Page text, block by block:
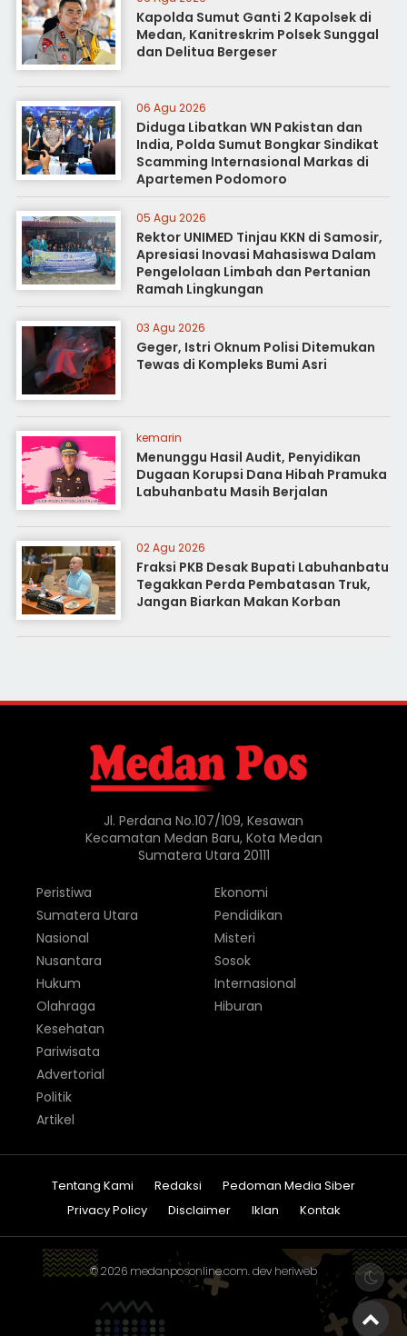
Kapolda Sumut Ganti 2 Kapolsek di
Medan, Kanitreskrim Polsek Sunggal
dan Delitua Bergeser
06 Agu 2026
Diduga Libatkan WN Pakistan dan
India, Polda Sumut Bongkar Sindikat
Scamming Internasional Markas di
Apartemen Podomoro
05 Agu 2026
Rektor UNIMED Tinjau KKN di Samosir,
Apresiasi Inovasi Mahasiswa Dalam
Pengelolaan Limbah dan Pertanian
Ramah Lingkungan
03 Agu 2026
Geger, Istri Oknum Polisi Ditemukan
Tewas di Kompleks Bumi Asri
kemarin
Menunggu Hasil Audit, Penyidikan
Dugaan Korupsi Dana Hibah Pramuka
Labuhanbatu Masih Berjalan
02 Agu 2026
Fraksi PKB Desak Bupati Labuhanbatu
Tegakkan Perda Pembatasan Truk,
Jangan Biarkan Makan Korban
Jl. Perdana No.107/109, Kesawan
Kecamatan Medan Baru, Kota Medan
Sumatera Utara 20111
Peristiwa
Sumatera Utara
Nasional
Nusantara
Hukum
Olahraga
Ekonomi
Pendidikan
Misteri
Sosok
Internasional
Hiburan
Kesehatan
Pariwisata
Advertorial
Politik
Artikel
Tentang Kami Redaksi
Pedoman Media Siber
Privacy Policy
Disclaimer Iklan Kontak
© 2026 medanposonline.com. dev heriweb